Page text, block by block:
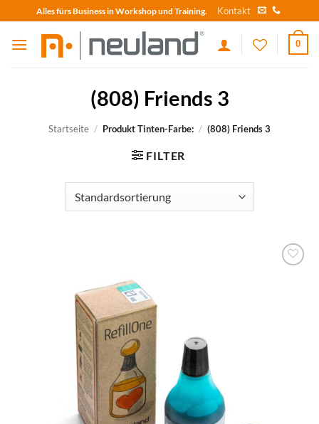
to
content
Alles fürs Business in Workshop und Training. Kontakt
0
(808) Friends 3
Startseite / Produkt Tinten-Farbe: / (808) Friends 3
FILTER